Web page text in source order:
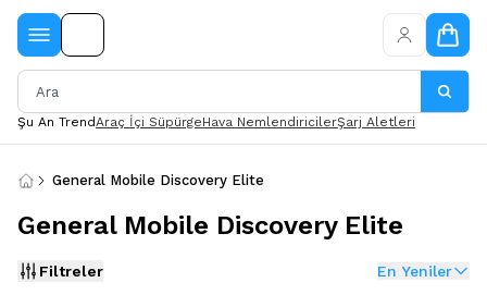
Şu An TrendAraç İçi SüpürgeHava NemlendiricilerŞarj Aletleri
General Mobile Discovery Elite
General Mobile Discovery Elite
Filtreler En Yeniler